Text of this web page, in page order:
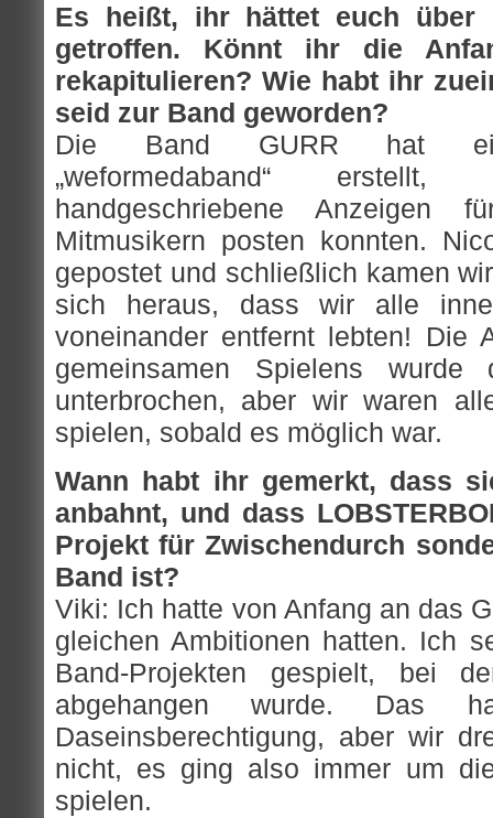
Es heißt, ihr hättet euch über
getroffen. Könnt ihr die
rekapitulieren? Wie habt ihr
seid zur Band geworden?
Die Band GURR hat
„weformedaband“
handgeschriebene
Mitmusikern posten konnten.
gepostet und schließlich kamen
sich heraus, dass wir alle
voneinander entfernt lebten! Die
gemeinsamen Spielens wurde
unterbrochen, aber wir waren
spielen, sobald es möglich war.
Wann habt ihr gemerkt, dass
anbahnt, und dass
Projekt für Zwischendurch
Band ist?
Viki: Ich hatte von Anfang an das
gleichen Ambitionen hatten. Ich
Band-Projekten gespielt, bei
abgehangen wurde. Das
Daseinsberechtigung, aber wir
nicht, es ging also immer um
spielen.